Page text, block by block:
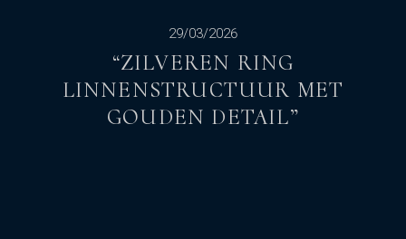
29/03/2026
“ZILVEREN RING
LINNENSTRUCTUUR MET
GOUDEN DETAIL”